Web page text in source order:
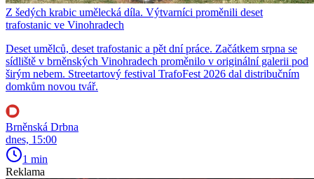
Z šedých krabic umělecká díla. Výtvarníci proměnili deset
trafostanic ve Vinohradech
Deset umělců, deset trafostanic a pět dní práce. Začátkem srpna se
sídliště v brněnských Vinohradech proměnilo v originální galerii pod
širým nebem. Streetartový festival TrafoFest 2026 dal distribučním
domkům novou tvář.
Brněnská Drbna
dnes, 15:00
1 min
Reklama